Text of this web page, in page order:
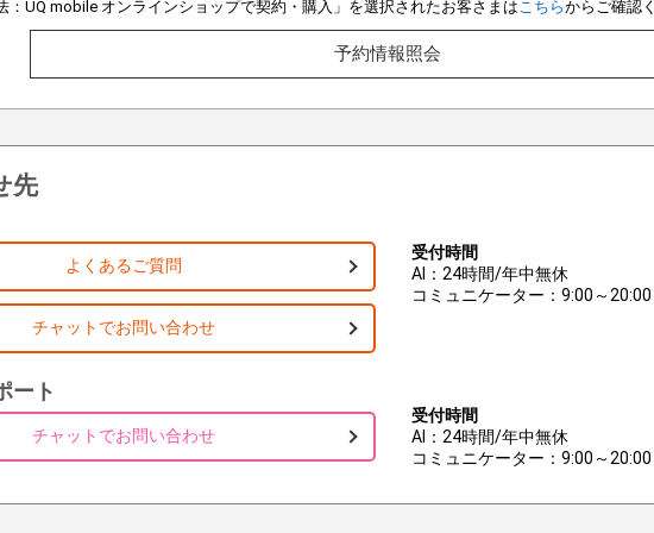
：UQ mobile オンラインショップで契約・購入」を選択されたお客さまはこちらからご確認
予約情報照会
先
よくあるご質問
チャットでお問い合わせ
受付時間
AI：24時間/年中無休
コミュニケーター：9:00～20:00
ート
チャットでお問い合わせ
受付時間
AI：24時間/年中無休
コミュニケーター：9:00～20:00